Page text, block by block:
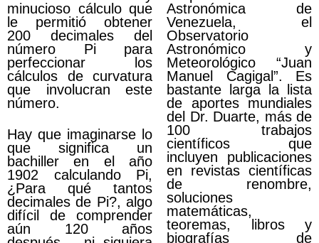
minucioso cálculo que
le permitió obtener
200 decimales del
número Pi para
perfeccionar los
cálculos de curvatura
que involucran este
número.
Hay que imaginarse lo
que significa un
bachiller en el año
1902 calculando Pi,
¿Para qué tantos
decimales de Pi?, algo
difícil de comprender
aún 120 años
Astronómica de
Venezuela, el
Observatorio
Astronómico y
Meteorológico “Juan
Manuel Cagigal”. Es
bastante larga la lista
de aportes mundiales
del Dr. Duarte, más de
100 trabajos
científicos que
incluyen publicaciones
en revistas científicas
de renombre,
soluciones
matemáticas,
teoremas, libros y
biografías de